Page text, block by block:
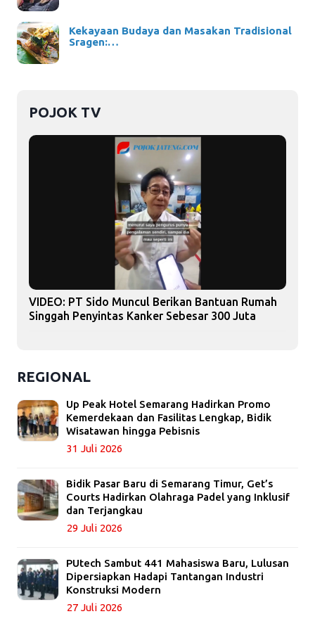
Kekayaan Budaya dan Masakan Tradisional
Sragen:…
POJOK TV
VIDEO: PT Sido Muncul Berikan Bantuan Rumah
Singgah Penyintas Kanker Sebesar 300 Juta
REGIONAL
Up Peak Hotel Semarang Hadirkan Promo
Kemerdekaan dan Fasilitas Lengkap, Bidik
Wisatawan hingga Pebisnis
31 Juli 2026
Bidik Pasar Baru di Semarang Timur, Get’s
Courts Hadirkan Olahraga Padel yang Inklusif
dan Terjangkau
29 Juli 2026
PUtech Sambut 441 Mahasiswa Baru, Lulusan
Dipersiapkan Hadapi Tantangan Industri
Konstruksi Modern
27 Juli 2026